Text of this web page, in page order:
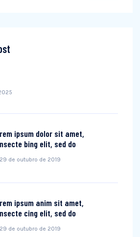
ipsum dolor sit amet,
bing elit, sed do
29 de outubro de 2019
ipsum anim sit amet,
cing elit, sed do
29 de outubro de 2019